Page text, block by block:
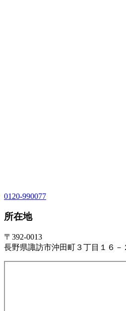
0120-990077
所在地
〒392-0013
長野県諏訪市沖田町３丁目１６－